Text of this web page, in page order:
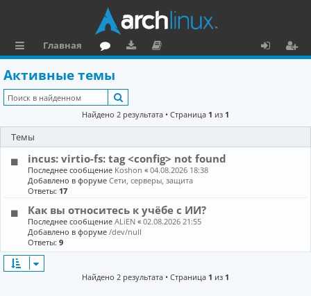
ы
л
к
и
Главная
ру
м
ру
зк
и
е
н
та
и
р
а
Активные темы
Найдено 2 результата • Страница 1 из 1
Темы
incus: virtio-fs: tag <config> not found
Последнее сообщение Koshon «04.08.2026 18:38
Добавлено в форумеСети, серверы, защита
Ответы: 17
Как вы относитесь к учёбе с ИИ?
Последнее сообщениеALiEN «02.08.2026 21:55
Добавлено в форуме/dev/null
Ответы:9
Найдено 2 результата • Страница 1 из 1